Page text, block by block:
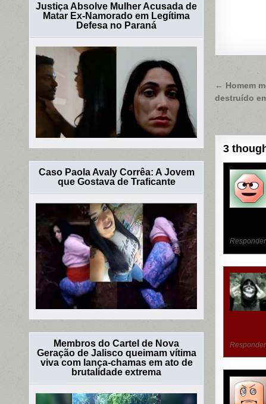
de
← Homem
destruído
3
Responder
Responder
Justiça Absolve Mulher Acusada de
Matar Ex-Namorado em Legítima
Defesa no Paraná
Caso Paola Avaly Corrêa: A Jovem
que Gostava de Traficante
Membros do Cartel de Nova
Geração de Jalisco queimam vítima
viva com lança-chamas em ato de
brutalidade extrema